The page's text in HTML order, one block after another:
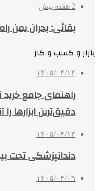
2 هفته پیش
بقائی: بحران یمن
بازار و کسب و کار
۱۴۰۵/۰۴/۱۴
راهنمای جامع
دقیق‌ترین ابزارها را
۱۴۰۵/۰۴/۱۳
دندانپزشکی تحت
۱۴۰۵/۰۴/۰۹